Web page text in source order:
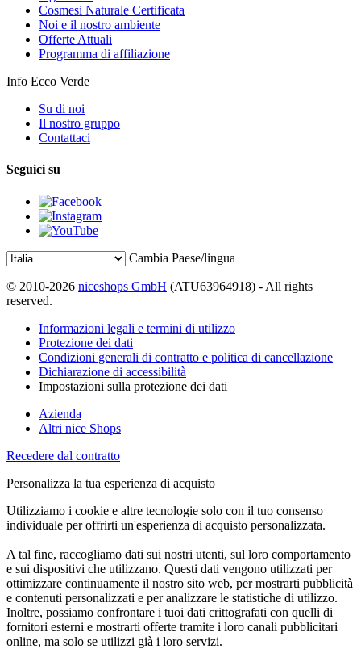
Cosmesi Naturale Certificata
Noi e il nostro ambiente
Offerte Attuali
Programma di affiliazione
Info Ecco Verde
Su di noi
Il nostro gruppo
Contattaci
Seguici su
Cambia Paese/lingua
© 2010-2026 niceshops GmbH (ATU63964918) - All rights
reserved.
Informazioni legali e termini di utilizzo
Protezione dei dati
Condizioni generali di contratto e politica di cancellazione
Dichiarazione di accessibilità
Impostazioni sulla protezione dei dati
Azienda
Altri nice Shops
Recedere dal contratto
Personalizza la tua esperienza di acquisto
Utilizziamo i cookie e altre tecnologie solo con il tuo consenso
individuale per offrirti un'esperienza di acquisto personalizzata.
A tal fine, raccogliamo dati sui nostri utenti, sul loro comportamento
e sui dispositivi che utilizzano. Questi dati vengono utilizzati per
ottimizzare continuamente il nostro sito web, per mostrarti pubblicità
e contenuti personalizzati e per analizzare le statistiche di utilizzo.
Inoltre, possiamo confrontare i tuoi dati crittografati con quelli di
fornitori esterni e mostrarti offerte tramite i loro canali pubblicitari
online, ma solo se utilizzi già i loro servizi.